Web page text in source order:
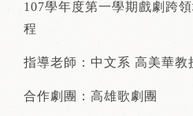
107學年度第一學期戲劇跨
程
指導老師：中文系 高美華教
合作劇團：高雄歌劇團